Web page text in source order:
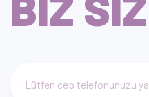
Telefon numarası giriniz